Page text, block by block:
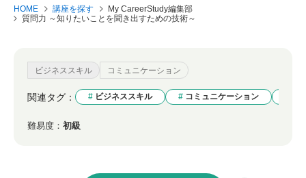
HOME 講座を探す
My CareerStudy編集部
質問力 ～知りたいことを聞き出すための技術～
ビジネススキル コミュニケーション
関連タグ： ビジネススキル コミュニケーション
難易度： 初級